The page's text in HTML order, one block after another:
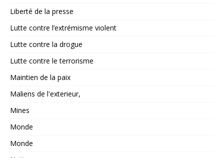
Liberté de la presse
Lutte contre l’extrémisme violent
Lutte contre la drogue
Lutte contre le terrorisme
Maintien de la paix
Maliens de l'exterieur,
Mines
Monde
Monde